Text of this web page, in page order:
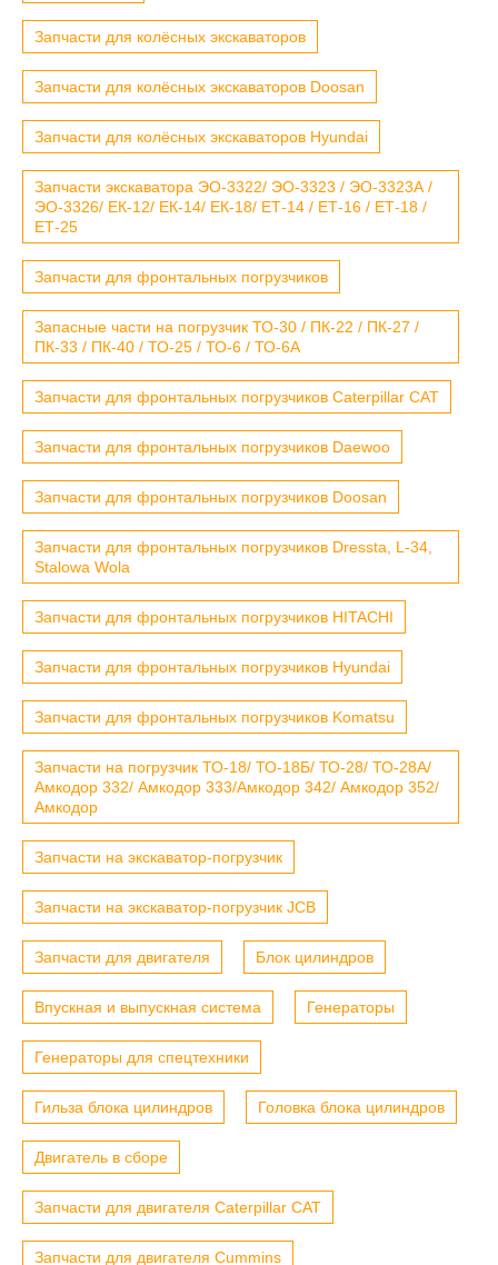
Запчасти для колёсных экскаваторов
Запчасти для колёсных экскаваторов Doosan
Запчасти для колёсных экскаваторов Hyundai
Запчасти экскаватора ЭО-3322/ ЭО-3323 / ЭО-3323А /
ЭО-3326/ ЕК-12/ ЕК-14/ ЕК-18/ ЕТ-14 / ЕТ-16 / ЕТ-18 /
ЕТ-25
Запчасти для фронтальных погрузчиков
Запасные части на погрузчик ТО-30 / ПК-22 / ПК-27 /
ПК-33 / ПК-40 / ТО-25 / ТО-6 / ТО-6А
Запчасти для фронтальных погрузчиков Caterpillar CAT
Запчасти для фронтальных погрузчиков Daewoo
Запчасти для фронтальных погрузчиков Doosan
Запчасти для фронтальных погрузчиков Dressta, L-34,
Stalowa Wola
Запчасти для фронтальных погрузчиков HITACHI
Запчасти для фронтальных погрузчиков Hyundai
Запчасти для фронтальных погрузчиков Komatsu
Запчасти на погрузчик ТО-18/ ТО-18Б/ ТО-28/ ТО-28А/
Амкодор 332/ Амкодор 333/Амкодор 342/ Амкодор 352/
Амкодор
Запчасти на экскаватор-погрузчик
Запчасти на экскаватор-погрузчик JCB
Запчасти для двигателя Блок цилиндров
Впускная и выпускная система Генераторы
Генераторы для спецтехники
Гильза блока цилиндров Головка блока цилиндров
Двигатель в сборе
Запчасти для двигателя Caterpillar CAT
Запчасти для двигателя Cummins